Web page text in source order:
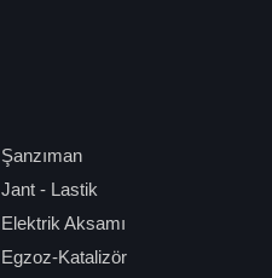
Şanzıman
Jant - Lastik
Elektrik Aksamı
Egzoz-Katalizör